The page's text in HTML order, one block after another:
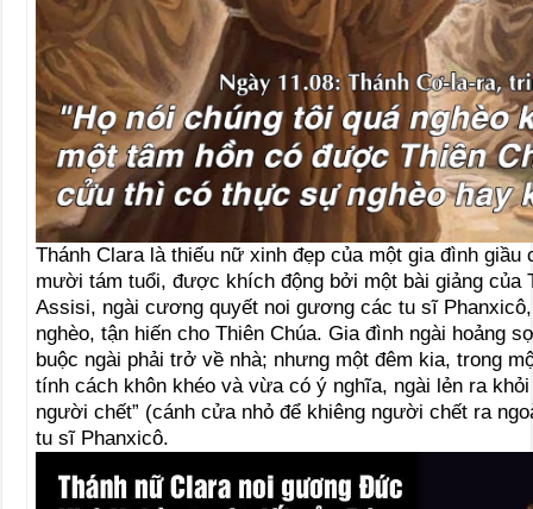
Thánh Clara là thiếu nữ xinh đẹp của một gia đình giầu
mười tám tuổi, được khích động bởi một bài giảng của
Assisi, ngài cương quyết noi gương các tu sĩ
nghèo, tận hiến cho Thiên Chúa. Gia đình ngài hoảng
buộc ngài phải trở về nhà; nhưng một đêm kia, trong
tính cách khôn khéo và vừa có ý nghĩa, ngài lẻn ra khỏi
người chết” (cánh cửa nhỏ để khiêng người chết ra
tu sĩ Phanxicô.